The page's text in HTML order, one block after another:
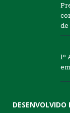
de
1º
DESENVOLVIDO